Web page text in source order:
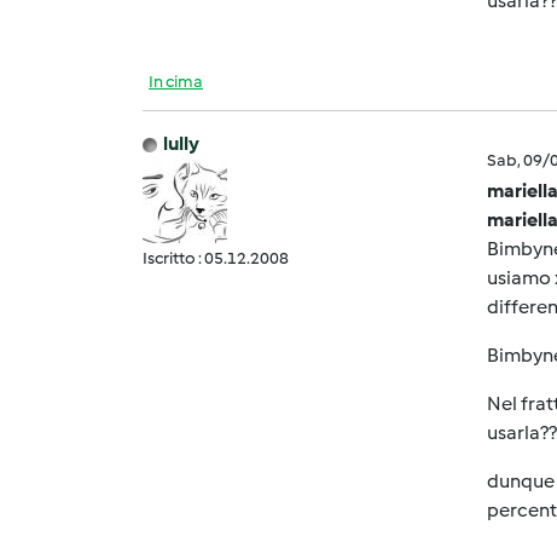
In cima
lully
Iscritto : 05.12.2008
Sab, 09/
usiamo
Nel
usarla??
dunque